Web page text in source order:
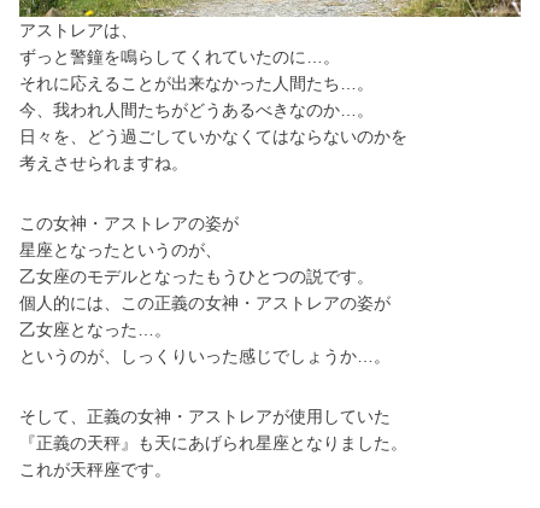
アストレアは、
ずっと警鐘を鳴らしてくれていたのに…。
それに応えることが出来なかった人間たち…。
今、我われ人間たちがどうあるべきなのか…。
日々を、どう過ごしていかなくてはならないのかを
考えさせられますね。
この女神・アストレアの姿が
星座となったというのが、
乙女座のモデルとなったもうひとつの説です。
個人的には、この正義の女神・アストレアの姿が
乙女座となった…。
というのが、しっくりいった感じでしょうか…。
そして、正義の女神・アストレアが使用していた
『正義の天秤』も天にあげられ星座となりました。
これが天秤座です。